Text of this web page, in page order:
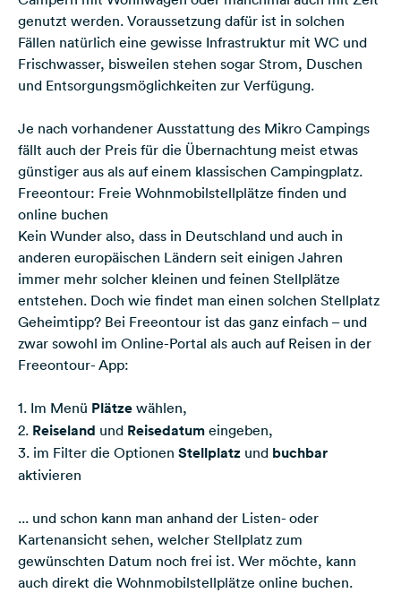
genutzt werden. Voraussetzung dafür ist in solchen
Fällen natürlich eine gewisse Infrastruktur mit WC und
Frischwasser, bisweilen stehen sogar Strom, Duschen
und Entsorgungsmöglichkeiten zur Verfügung.
Je nach vorhandener Ausstattung des Mikro Campings
fällt auch der Preis für die Übernachtung meist etwas
günstiger aus als auf einem klassischen Campingplatz.
Freeontour: Freie Wohnmobilstellplätze finden und
online buchen
Kein Wunder also, dass in Deutschland und auch in
anderen europäischen Ländern seit einigen Jahren
immer mehr solcher kleinen und feinen Stellplätze
entstehen. Doch wie findet man einen solchen Stellplatz
Geheimtipp? Bei Freeontour ist das ganz einfach – und
zwar sowohl im Online-Portal als auch auf Reisen in der
Freeontour- App:
1. Im Menü Plätze wählen,
2. Reiseland und Reisedatum eingeben,
3. im Filter die Optionen Stellplatz und buchbar
aktivieren
... und schon kann man anhand der Listen- oder
Kartenansicht sehen, welcher Stellplatz zum
gewünschten Datum noch frei ist. Wer möchte, kann
auch direkt die Wohnmobilstellplätze online buchen.